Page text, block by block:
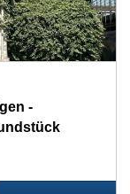
-